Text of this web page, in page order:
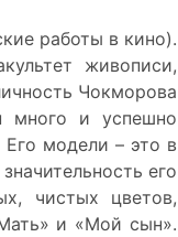
работы в кино).
живописи,
Чокморова
много и успешно
модели – это в
его
чистых цветов,
и «Мой сын».